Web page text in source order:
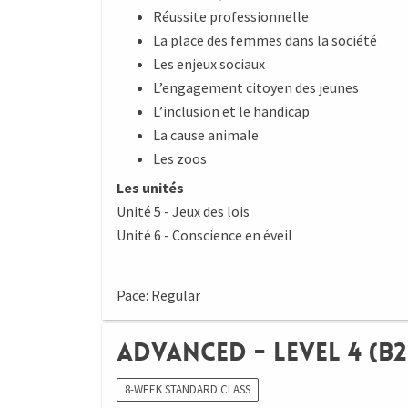
Réussite professionnelle
La place des femmes dans la société
Les enjeux sociaux
L’engagement citoyen des jeunes
L’inclusion et le handicap
La cause animale
Les zoos
Les unités
Unité 5 - Jeux des lois
Unité 6 - Conscience en éveil
Pace: Regular
Advanced - Level 4
8-WEEK STANDARD CLASS